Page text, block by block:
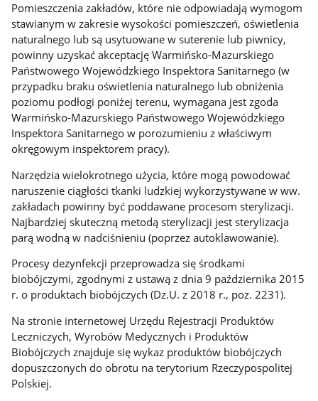
Pomieszczenia zakładów, które nie odpowiadają wymogom
stawianym w zakresie wysokości pomieszczeń, oświetlenia
naturalnego lub są usytuowane w suterenie lub piwnicy,
powinny uzyskać akceptację Warmińsko-Mazurskiego
Państwowego Wojewódzkiego Inspektora Sanitarnego (w
przypadku braku oświetlenia naturalnego lub obniżenia
poziomu podłogi poniżej terenu, wymagana jest zgoda
Warmińsko-Mazurskiego Państwowego Wojewódzkiego
Inspektora Sanitarnego w porozumieniu z właściwym
okręgowym inspektorem pracy).
Narzędzia wielokrotnego użycia, które mogą powodować
naruszenie ciągłości tkanki ludzkiej wykorzystywane w ww.
zakładach powinny być poddawane procesom sterylizacji.
Najbardziej skuteczną metodą sterylizacji jest sterylizacja
parą wodną w nadciśnieniu (poprzez autoklawowanie).
Procesy dezynfekcji przeprowadza się środkami
biobójczymi, zgodnymi z ustawą z dnia 9 października 2015
r. o produktach biobójczych (Dz.U. z 2018 r., poz. 2231).
Na stronie internetowej Urzędu Rejestracji Produktów
Leczniczych, Wyrobów Medycznych i Produktów
Biobójczych znajduje się wykaz produktów biobójczych
dopuszczonych do obrotu na terytorium Rzeczypospolitej
Polskiej.